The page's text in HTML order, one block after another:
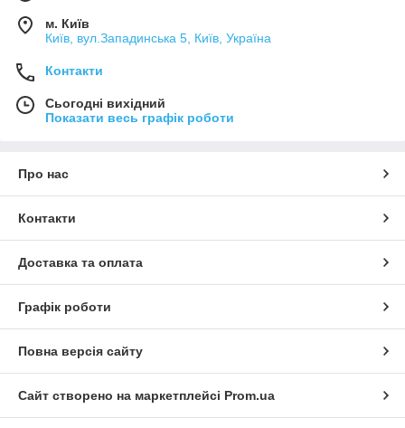
м. Київ
Київ, вул.Западинська 5, Київ, Україна
Контакти
Сьогодні вихідний
Показати весь графік роботи
Про нас
Контакти
Доставка та оплата
Графік роботи
Повна версія сайту
Сайт створено на маркетплейсі Prom.ua